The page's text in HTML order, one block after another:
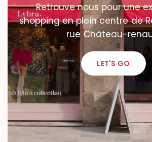
Retrouve nous pour une
shopping en plein centre de
rue Château-
LET'S GO